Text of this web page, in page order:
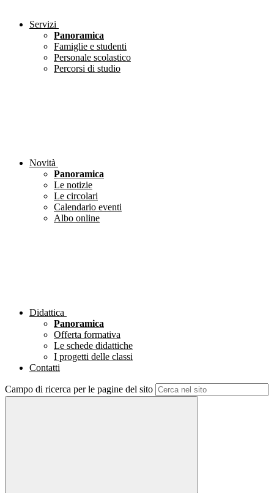
Servizi
Panoramica
Famiglie e studenti
Personale scolastico
Percorsi di studio
Novità
Panoramica
Le notizie
Le circolari
Calendario eventi
Albo online
Didattica
Panoramica
Offerta formativa
Le schede didattiche
I progetti delle classi
Contatti
Campo di ricerca per le pagine del sito